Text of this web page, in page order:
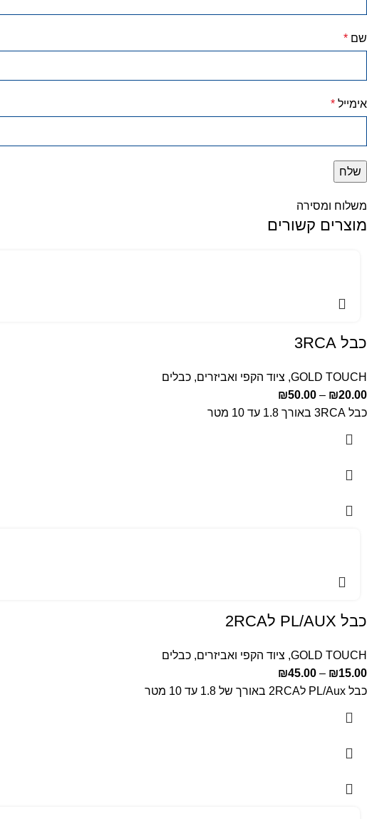
שם *
אימייל *
משלוח ומסירה
מוצרים קשורים
כבל 3RCA
GOLD TOUCH
, ציוד הקפי ואביזרים, כבלים
₪20.00
–
₪50.00
כבל 3RCA באורך 1.8 עד 10 מטר
כבל PL/AUX ל2RCA
GOLD TOUCH
, ציוד הקפי ואביזרים, כבלים
₪15.00
–
₪45.00
כבל PL/Aux ל2RCA באורך של 1.8 עד 10 מטר